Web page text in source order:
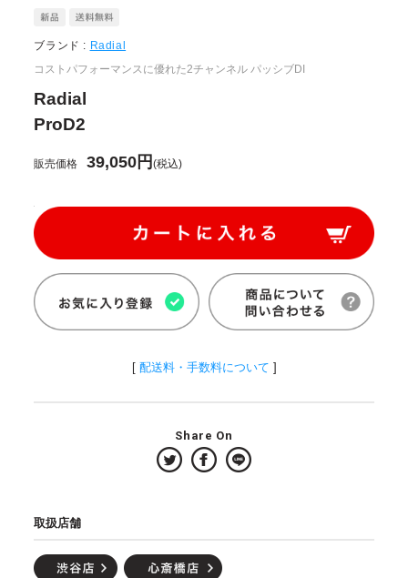
ブランド : Radial
コストパフォーマンスに優れた2チャンネル パッシブDI
Radial
ProD2
販売価格 39,050円(税込)
[ 配送料・手数料について ]
Share On
取扱店舗